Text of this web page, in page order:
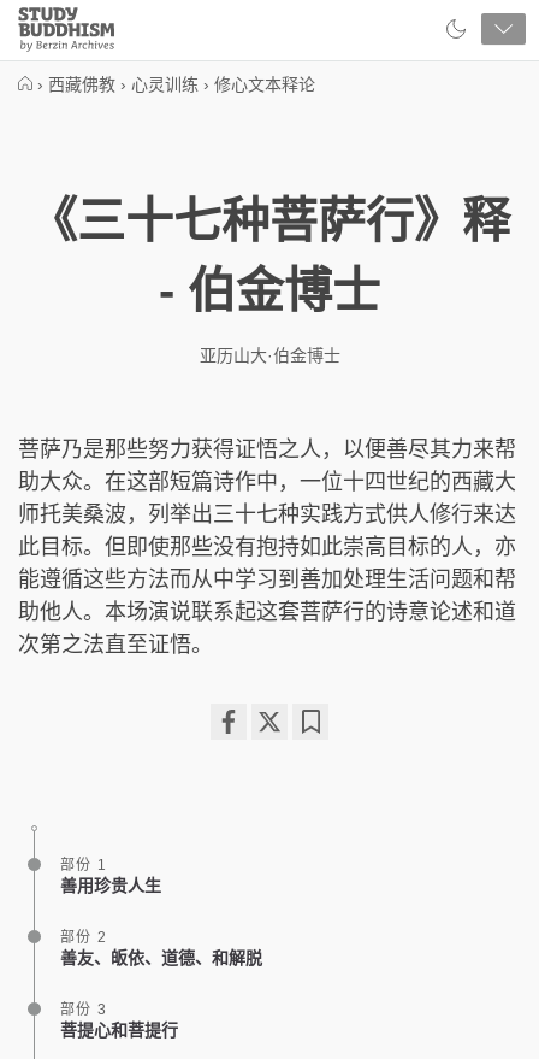
Close
Study
Buddhism
› 西藏佛教 › 心灵训练 › 修心文本释论
《三十七种菩萨行》释
- 伯金博士
亚历山大·伯金博士
菩萨乃是那些努力获得证悟之人，以便善尽其力来帮
助大众。在这部短篇诗作中，一位十四世纪的西藏大
师托美桑波，列举出三十七种实践方式供人修行来达
此目标。但即使那些没有抱持如此崇高目标的人，亦
能遵循这些方法而从中学习到善加处理生活问题和帮
助他人。本场演说联系起这套菩萨行的诗意论述和道
次第之法直至证悟。
部份 1
善用珍贵人生
部份 2
善友、皈依、道德、和解脱
部份 3
菩提心和菩提行